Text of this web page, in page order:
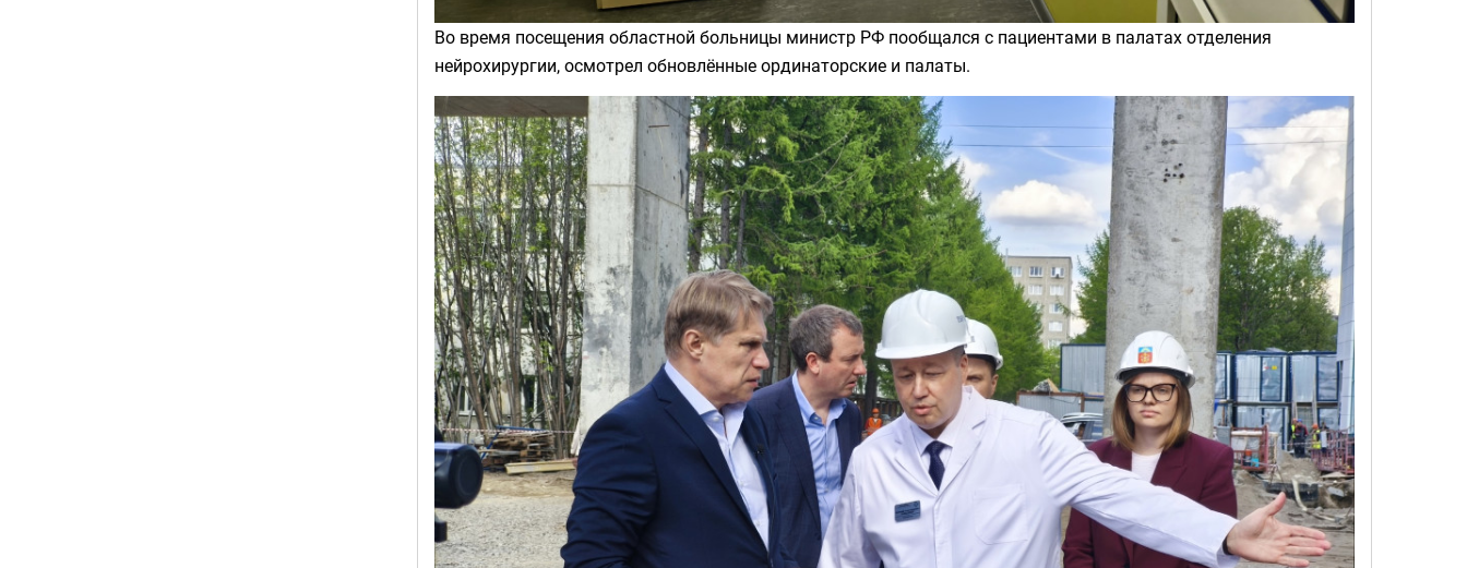
Во время посещения областной больницы министр РФ пообщался с пациентами в палатах отделения
нейрохирургии, осмотрел обновлённые ординаторские и палаты.